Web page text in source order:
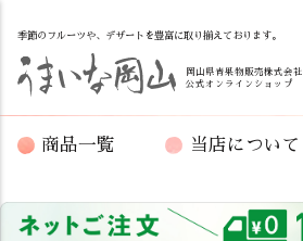
季節のフルーツや、デザートを豊富に取り揃えております。
岡山県青果物販売株式会社
公式オンラインショップ
商品一覧 当店について